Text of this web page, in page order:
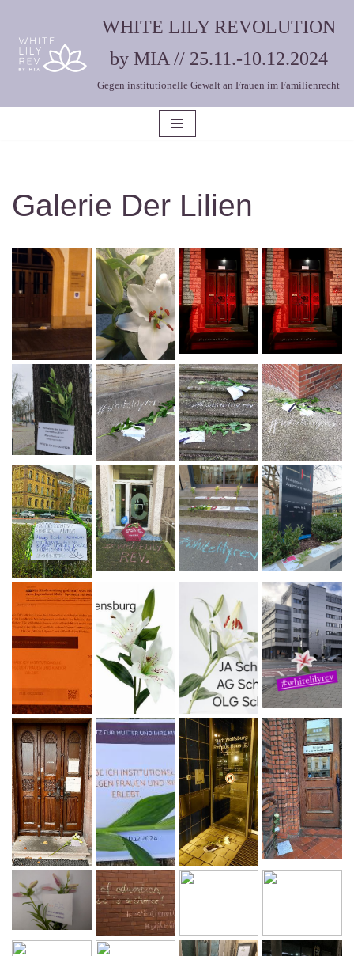
Zum
Inhalt
WHITE LILY REVOLUTION
by MIA // 25.11.-10.12.2024
Gegen institutionelle Gewalt an Frauen im Familienrecht
Galerie Der Lilien